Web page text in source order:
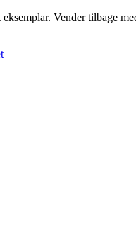
Vender tilbage